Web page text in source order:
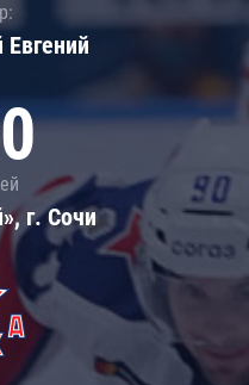
Евгений
г. Сочи